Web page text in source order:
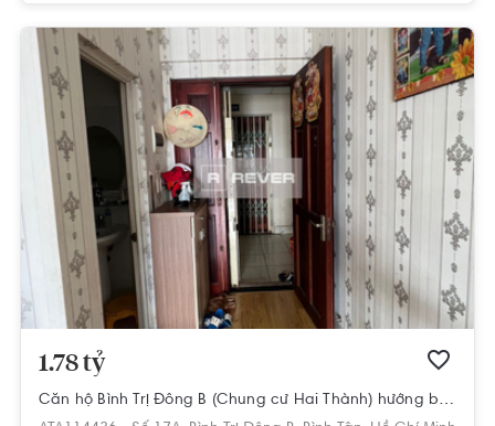
1.78 tỷ
Căn hộ Bình Trị Đông B (Chung cư Hai Thành) hướng ban công đông bắc nội thất cơ bản diện tích 52m²